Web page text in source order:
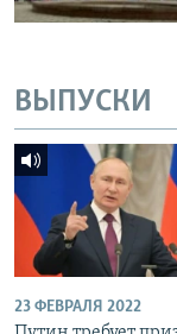
ВЫПУСКИ
23 ФЕВРАЛЯ 2022